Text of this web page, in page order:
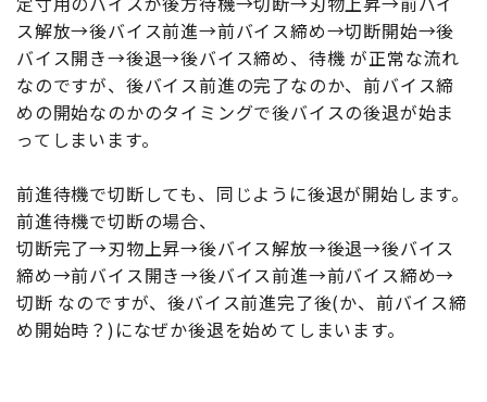
ス解放→後バイス前進→前バイス締め→切断開始→後
バイス開き→後退→後バイス締め、待機 が正常な流れ
なのですが、後バイス前進の完了なのか、前バイス締
めの開始なのかのタイミングで後バイスの後退が始ま
ってしまいます。
前進待機で切断しても、同じように後退が開始します。
前進待機で切断の場合、
切断完了→刃物上昇→後バイス解放→後退→後バイス
締め→前バイス開き→後バイス前進→前バイス締め→
切断 なのですが、後バイス前進完了後(か、前バイス締
め開始時？)になぜか後退を始めてしまいます。